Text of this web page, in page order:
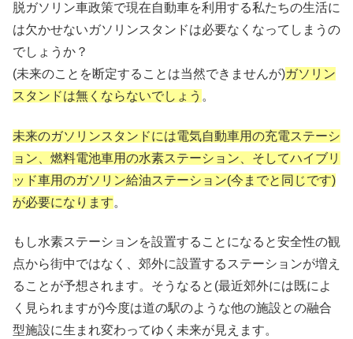
脱ガソリン車政策で現在自動車を利用する私たちの生活に
は欠かせないガソリンスタンドは必要なくなってしまうの
でしょうか？
(未来のことを断定することは当然できませんが)ガソリン
スタンドは無くならないでしょう 。
未来のガソリンスタンドには電気自動車用の充電ステーシ
ョン、燃料電池車用の水素ステーション、そしてハイブリ
ッド車用のガソリン給油ステーション(今までと同じです)
が必要になります。
もし水素ステーションを設置することになると安全性の観
点から街中ではなく、郊外に設置するステーションが増え
ることが予想されます。そうなると(最近郊外には既によ
く見られますが)今度は道の駅のような他の施設との融合
型施設に生まれ変わってゆく未来が見えます。